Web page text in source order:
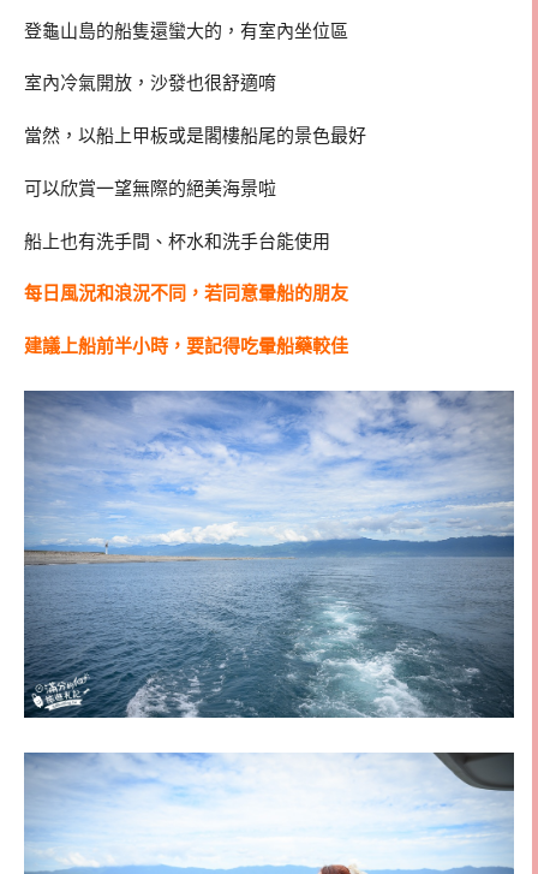
登龜山島的船隻還蠻大的，有室內坐位區
室內冷氣開放，沙發也很舒適唷
當然，以船上甲板或是閣樓船尾的景色最好
可以欣賞一望無際的絕美海景啦
船上也有洗手間、杯水和洗手台能使用
每日風況和浪況不同，若同意暈船的朋友
建議上船前半小時，要記得吃暈船藥較佳